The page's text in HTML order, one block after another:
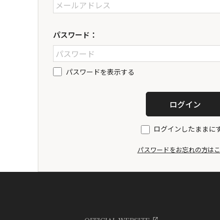
パスワード：
パスワードを表示する
ログインしたままに
パスワードをお忘れの方は